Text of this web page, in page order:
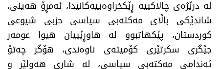
​لە درێژەی چالاکییە ڕێکخراوەییەکانیدا، ئەمڕۆ هەینی،
شاندێکی باڵای مەکتەبی سیاسی حزبی شیوعی
کوردستان، پێکهاتبوو لە هاوڕێییان هیوا عومەر
جێگری سکرتێری کۆمیتەی ناوەندی، هۆگر چەتۆ
ئەندامی مەکتەبی سیاسی، لە شاری هەولێر و